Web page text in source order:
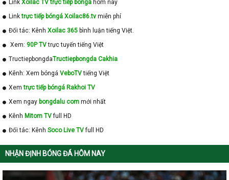
Link Xoilac TV trực tiếp bóngá hôm nay
Linktrực tiếp bóngá Xoilac86.tv miễn phí
Đối tác: Kênh Xoilac 365 bình luận tiếng Việt.
Xem: 90P TVtrực tuyến tiếng Việt
TructiepbongdaTructiepbongda Cakhia
Kênh: Xem bóngá VeboTVtiếng Việt
Xemtrực tiếp bóngá Rakhoi TV
Xem ngay bongdalu com mới nhất
Kênh Mitom TVfull HD
Đối tác: Kênh Soco Live TVfull HD
NHẬN ĐỊNH BÓNG ĐÁ HÔM NAY